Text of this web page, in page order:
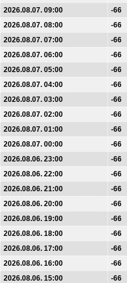
2026.08.07. 09:00
-66
2026.08.07. 08:00
-66
2026.08.07. 07:00
-66
2026.08.07. 06:00
-66
2026.08.07. 05:00
-66
2026.08.07. 04:00
-66
2026.08.07. 03:00
-66
2026.08.07. 02:00
-66
2026.08.07. 01:00
-66
2026.08.07. 00:00
-66
2026.08.06. 23:00
-66
2026.08.06. 22:00
-66
2026.08.06. 21:00
-66
2026.08.06. 20:00
-66
2026.08.06. 19:00
-66
2026.08.06. 18:00
-66
2026.08.06. 17:00
-66
2026.08.06. 16:00
-66
2026.08.06. 15:00
-66